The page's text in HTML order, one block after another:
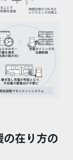
在り方の